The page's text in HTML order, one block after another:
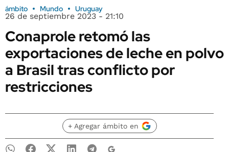
ámbito Mundo Uruguay
26 de septiembre 2023 - 21:10
Conaprole retomó las
exportaciones de leche en polvo
a Brasil tras conflicto por
restricciones
+ Agregar ámbito en